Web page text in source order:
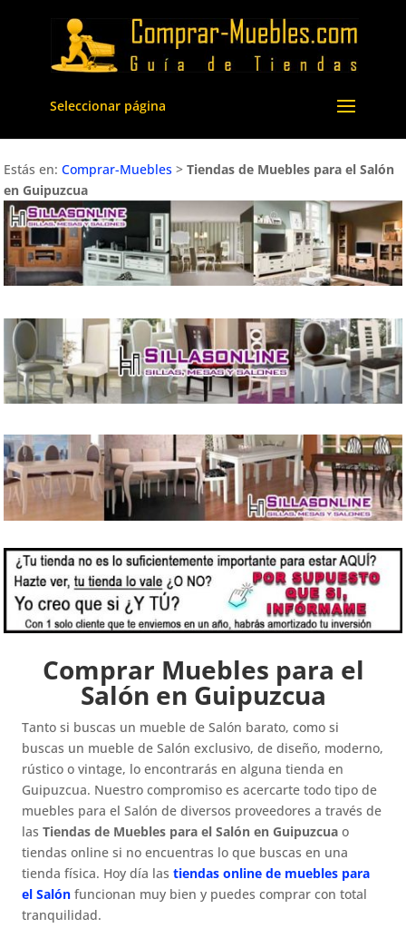
Seleccionar página
Estás en:Comprar-Muebles >Tiendas de Muebles para el Salón
en Guipuzcua
Comprar Muebles para el
Salón en Guipuzcua
Tanto si buscas un mueble de Salón barato, como si
buscas un mueble de Salón exclusivo, de diseño, moderno,
rústico o vintage, lo encontrarás en alguna tienda en
Guipuzcua. Nuestro compromiso es acercarte todo tipo de
muebles para el Salón de diversos proveedores a través de
lasTiendas de Muebles para el Salón en Guipuzcua o
tiendas online si no encuentras lo que buscas en una
tienda física. Hoy día lastiendas online de muebles para
el Salón funcionan muy bien y puedes comprar con total
tranquilidad.